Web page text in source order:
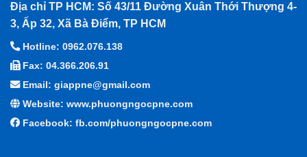
Địa chỉ TP HCM: Số 43/11 Đường Xuân Thới Thượng 4-
3, Ấp 32, Xã Bà Điểm, TP HCM
Hotline: 0962.076.138
Fax: 04.366.206.91
Email: giappne@gmail.com
Website: www.phuongngocpne.com
Facebook: fb.com/phuongngocpne.com